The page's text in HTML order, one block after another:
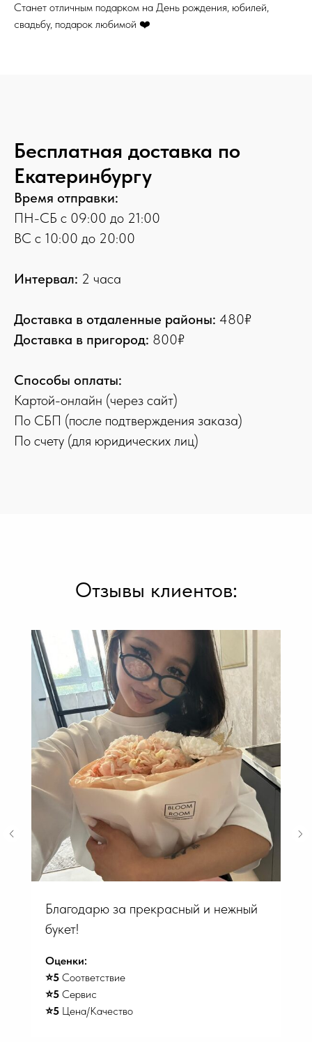
Станет отличным подарком на День рождения, юбилей,
свадьбу, подарок любимой ❤️
Бесплатная доставка по
Екатеринбургу
Время отправки:
ПН-СБ с 09:00 до 21:00
ВС с 10:00 до 20:00
Интервал: 2 часа
Доставка в отдаленные районы: 480₽
Доставка в пригород: 800₽
Способы оплаты:
Картой-онлайн (через сайт)
По СБП (после подтверждения заказа)
По счету (для юридических лиц)
Отзывы клиентов:
Благодарю за прекрасный и нежный
букет!
Оценки:
⭐️5 Соответствие
⭐️5 Сервис
⭐️5 Цена/Качество